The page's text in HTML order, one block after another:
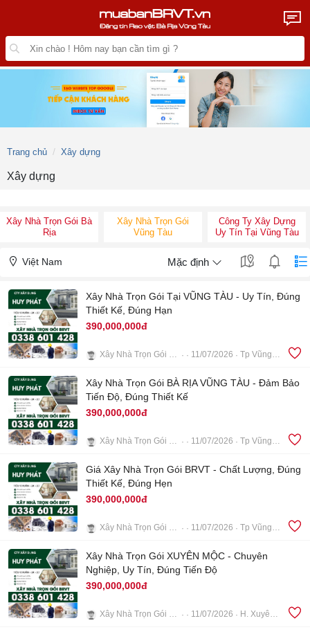
Trang chủ Xây dựng
Xây dựng
Xây Nhà Trọn Gói Bà
Rịa
Xây Nhà Trọn Gói
Vũng Tàu
Công Ty Xây Dựng
Uy Tín Tại Vũng Tàu
Việt Nam Mặc định
Xây Nhà Trọn Gói Tại VŨNG TÀU - Uy Tín, Đúng
Thiết Kế, Đúng Hạn
390,000,000đ
Xây Nhà Trọn Gói BRVT 11/07/2026 Tp Vũng Tàu
Xây Nhà Trọn Gói BÀ RỊA VŨNG TÀU - Đảm Bảo
Tiến Độ, Đúng Thiết Kế
390,000,000đ
Xây Nhà Trọn Gói BRVT 11/07/2026 Tp Vũng Tàu
Giá Xây Nhà Trọn Gói BRVT - Chất Lượng, Đúng
Thiết Kế, Đúng Hẹn
390,000,000đ
Xây Nhà Trọn Gói BRVT 11/07/2026 Tp Vũng Tàu
Xây Nhà Trọn Gói XUYÊN MỘC - Chuyên
Nghiệp, Uy Tín, Đúng Tiến Độ
390,000,000đ
Xây Nhà Trọn Gói BRVT 11/07/2026 H. Xuyên Mộc